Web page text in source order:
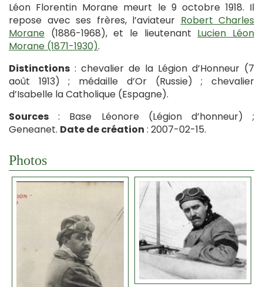
Léon Florentin Morane meurt le 9 octobre 1918. Il
repose avec ses frères, l’aviateur Robert Charles
Morane (1886-1968), et le lieutenant Lucien Léon
Morane (1871-1930).
Distinctions : chevalier de la Légion d’Honneur (7
août 1913) ; médaille d’Or (Russie) ; chevalier
d’Isabelle la Catholique (Espagne).
Sources : Base Léonore (Légion d’honneur) ;
Geneanet. Date de création : 2007-02-15.
Photos